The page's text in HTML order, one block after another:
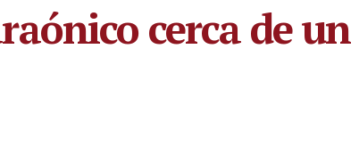
cerca de